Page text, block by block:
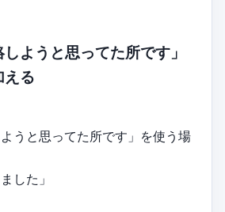
しようと思ってた所です」
える
ようと思ってた所です」を使う場
した」